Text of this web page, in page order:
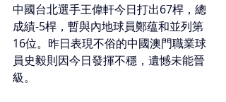
中國台北選手王偉軒今日打出67桿，總
成績-5桿，暫與內地球員鄭蕴和並列第
16位。昨日表現不俗的中國澳門職業球
員史毅則因今日發揮不穩，遺憾未能晉
級。